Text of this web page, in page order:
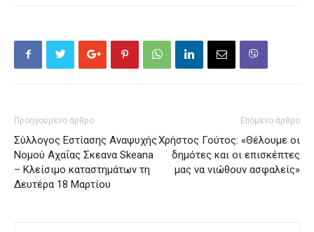
Προηγούμενο άρθρο
Σύλλογος Εστίασης Αναψυχής
Νομού Αχαΐας Σκεανα Skeana
– Κλείσιμο καταστημάτων τη
Δευτέρα 18 Μαρτίου
Επόμενο άρθρο
Χρήστος Γούτος: «Θέλουμε οι
δημότες και οι επισκέπτες
μας να νιώθουν ασφαλείς»